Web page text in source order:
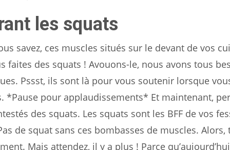
les squats
savez, ces muscles situés sur le devant de vos
des squats ! Avouons-le, nous avons tous
Pssst, ils sont là pour vous soutenir lorsque
pour applaudissements* Et maintenant,
des squats. Les squats sont les BFF de vos
de squat sans ces bombasses de muscles. Alors,
Mais attendez, il y a plus ! Parce qu’aujourd’hui